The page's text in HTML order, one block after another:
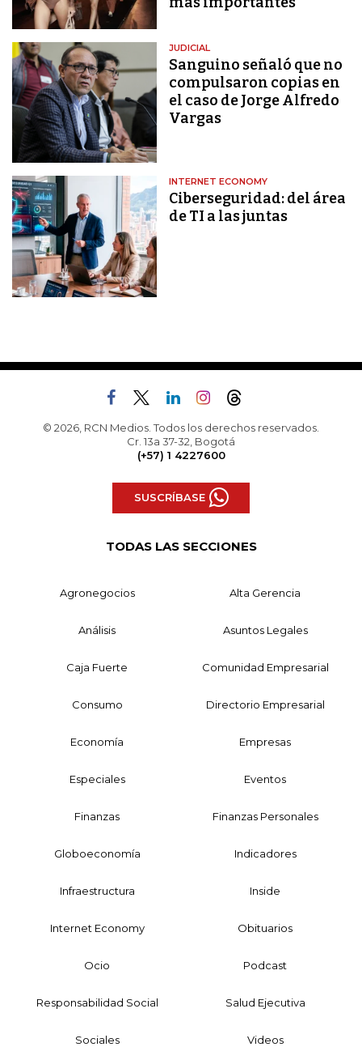
JUDICIAL
Sanguino señaló que no
compulsaron copias en
el caso de Jorge Alfredo
Vargas
INTERNET ECONOMY
Ciberseguridad: del área
de TI a las juntas
© 2026, RCN Medios. Todos los derechos reservados.
Cr. 13a 37-32, Bogotá
(+57) 1 4227600
SUSCRÍBASE
TODAS LAS SECCIONES
Agronegocios Alta Gerencia
Análisis Asuntos Legales
Caja Fuerte Comunidad Empresarial
Consumo Directorio Empresarial
Economía Empresas
Especiales Eventos
Finanzas Finanzas Personales
Globoeconomía Indicadores
Infraestructura Inside
Internet Economy Obituarios
Ocio Podcast
Responsabilidad Social Salud Ejecutiva
Sociales Videos